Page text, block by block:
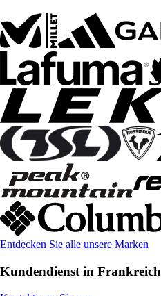
Entdecken Sie alle unsere Marken
Kundendienst in Frankreich